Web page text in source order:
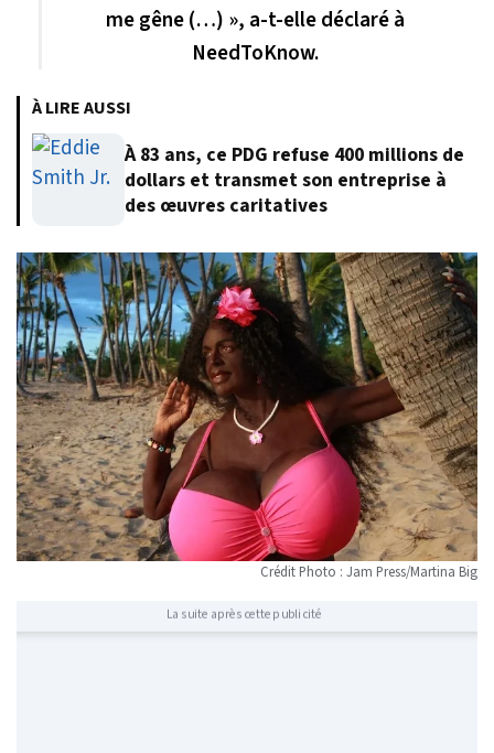
me gêne (…) », a-t-elle déclaré à
NeedToKnow.
À LIRE AUSSI
À 83 ans, ce PDG refuse 400 millions de
dollars et transmet son entreprise à
des œuvres caritatives
Crédit Photo : Jam Press/Martina Big
La suite après cette publicité